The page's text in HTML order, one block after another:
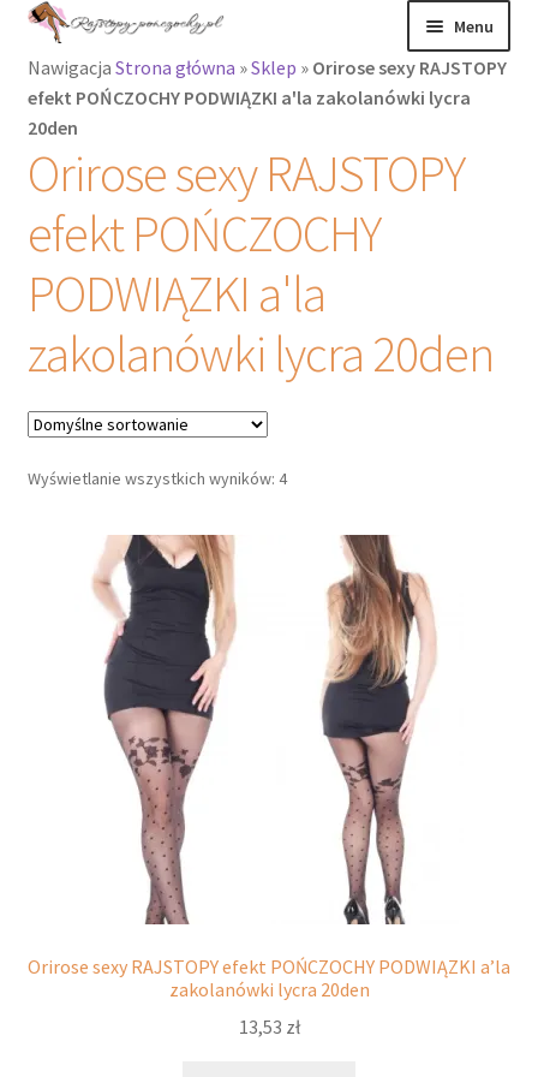
Przejdź
nawigacji
Przejdź
treści
Menu
Rajstopy
Rozwiń
menu
Pończochy i
zakolanówki
Podkolanówki i
skarpetki
produkty
Recenzje
Rozwiń
potomne
Nawigacja Strona główna »Sklep » Orirose sexy RAJSTOPY
efekt POŃCZOCHY PODWIĄZKI a'la zakolanówki lycra
20den
Orirose sexy RAJSTOPY
efekt POŃCZOCHY
PODWIĄZKI a'la
zakolanówki lycra 20den
Wyświetlanie wszystkich wyników: 4
Orirose sexy RAJSTOPY efekt POŃCZOCHY PODWIĄZKI a’la
zakolanówki lycra 20den
13,53 zł